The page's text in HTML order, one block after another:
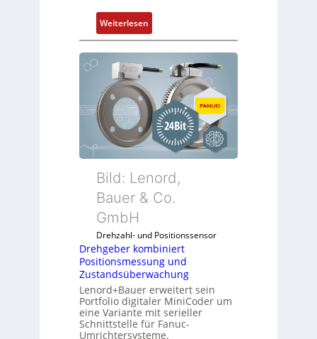
Weiterlesen:
D
r
e
g
e
b
e
r
o
m
n
i
e
r
t
P
o
Bild: Lenord,
Bauer & Co.
GmbH
Drehzahl- und Positionssensor
Drehgeber kombiniert
Positionsmessung und
Zustandsüberwachung
Lenord+Bauer erweitert sein
Portfolio digitaler MiniCoder um
eine Variante mit serieller
Schnittstelle für Fanuc-
Umrichtersysteme.